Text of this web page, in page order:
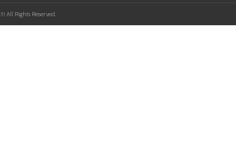
All Rights Reserved.